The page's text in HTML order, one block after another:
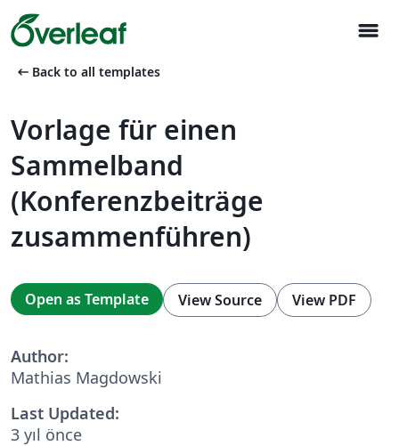
menu
arrow_left_alt Back to all templates
Vorlage für einen
Sammelband
(Konferenzbeiträge
zusammenführen)
Open as Template View Source View PDF
Author:
Mathias Magdowski
Last Updated:
3 yıl önce